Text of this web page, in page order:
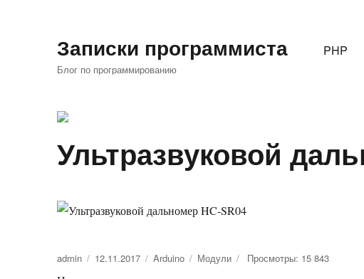
Записки программиста
Блог по программированию
PHP
Ультразвуковой
Автор
admin Опубликовано
12.11.2017 Рубрики
Arduino Метки
Модули Просмотры: 15 843